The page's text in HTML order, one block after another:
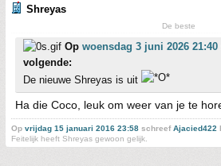
Shreyas
De beste
Op woensdag 3 juni 2026 21:40
volgende:
De nieuwe Shreyas is uit
Ha die Coco, leuk om weer van je te
Op vrijdag 15 januari 2016 23:58 schreefAjacied422
Feitelijk heeft Shreyas gewoon gelijk.